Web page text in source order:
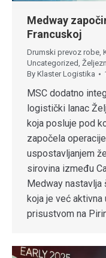
Medway
Francuskoj
Drumski prevoz robe,
Uncategorized,
By Klaster Logistika
MSC dodatno
logistički lanac
koja posluje pod
započela
uspostavljanjem
sirovina između
Medway
koja je već
prisustvom na